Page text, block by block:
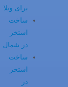
برای ویلا
ساخت
استخر
در شمال
ساخت
استخر
در